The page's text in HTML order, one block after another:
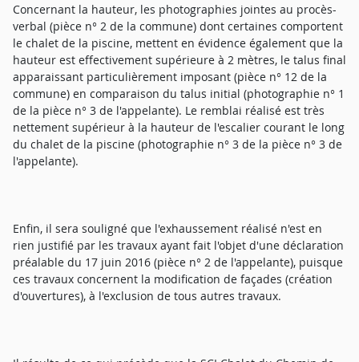
Concernant la hauteur, les photographies jointes au procès-
verbal (pièce n° 2 de la commune) dont certaines comportent
le chalet de la piscine, mettent en évidence également que la
hauteur est effectivement supérieure à 2 mètres, le talus final
apparaissant particulièrement imposant (pièce n° 12 de la
commune) en comparaison du talus initial (photographie n° 1
de la pièce n° 3 de l'appelante). Le remblai réalisé est très
nettement supérieur à la hauteur de l'escalier courant le long
du chalet de la piscine (photographie n° 3 de la pièce n° 3 de
l'appelante).
Enfin, il sera souligné que l'exhaussement réalisé n'est en
rien justifié par les travaux ayant fait l'objet d'une déclaration
préalable du 17 juin 2016 (pièce n° 2 de l'appelante), puisque
ces travaux concernent la modification de façades (création
d'ouvertures), à l'exclusion de tous autres travaux.